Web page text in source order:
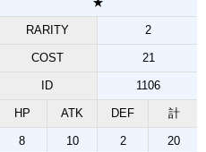
RARITY 2
COST 21
ID 1106
HP ATK DEF 計
8 10 2 20